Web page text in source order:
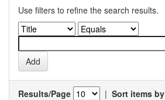
Use filters to refine the search results.
Results/Page | Sort items by